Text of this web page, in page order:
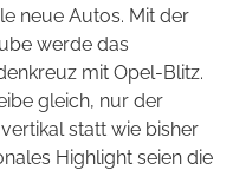
neue Autos. Mit der
werde das
mit Opel-Blitz.
gleich, nur der
statt wie bisher
Highlight seien die